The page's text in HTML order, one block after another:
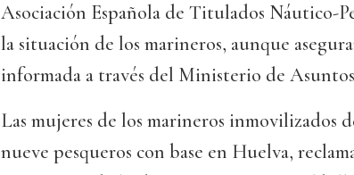
Asociación Española de Titulados Náutico-
la situación de los marineros, aunque
informada a través del Ministerio de
Las mujeres de los marineros inmovilizados
nueve pesqueros con base en Huelva,